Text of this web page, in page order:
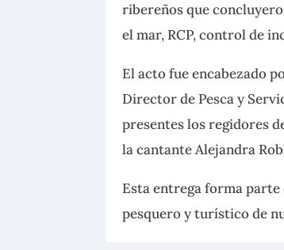
ribereños que
el mar, RCP, control de
El acto fue encabezado
Director de Pesca y
presentes los regidores
la cantante Alejandra
Esta entrega forma
pesquero y turístico de